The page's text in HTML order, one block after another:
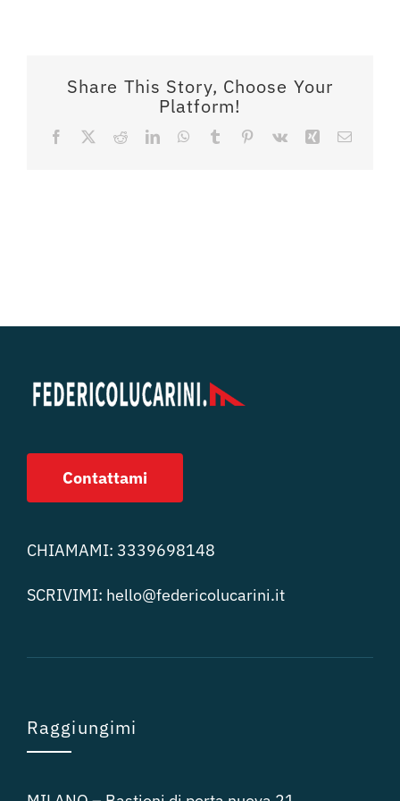
Share This Story, Choose Your
Platform!
Facebook RedditLinkedInWhatsApp
Tumblr Pinterest
Vk Xing Email
Contattami
CHIAMAMI: 3339698148
SCRIVIMI: hello@federicolucarini.it
Raggiungimi